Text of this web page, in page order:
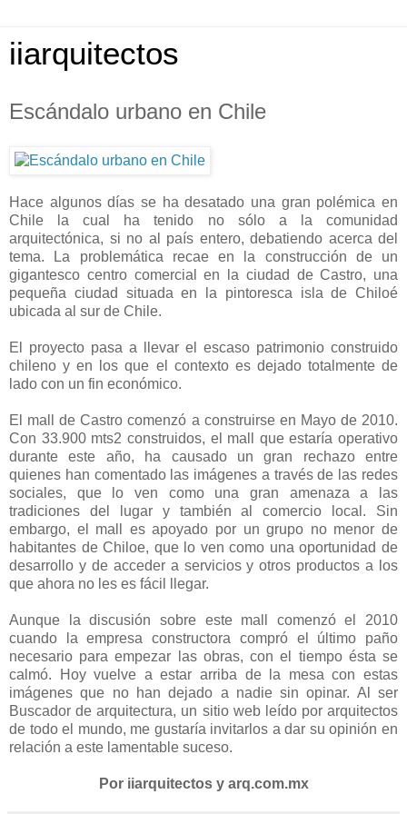
iiarquitectos
Escándalo urbano en Chile
Hace algunos días se ha desatado una gran polémica en
Chile la cual ha tenido no sólo a la comunidad
arquitectónica, si no al país entero, debatiendo acerca del
tema. La problemática recae en la construcción de un
gigantesco centro comercial en la ciudad de Castro, una
pequeña ciudad situada en la pintoresca isla de Chiloé
ubicada al sur de Chile.
El proyecto pasa a llevar el escaso patrimonio construido
chileno y en los que el contexto es dejado totalmente de
lado con un fin económico.
El mall de Castro comenzó a construirse en Mayo de 2010.
Con 33.900 mts2 construidos, el mall que estaría operativo
durante este año, ha causado un gran rechazo entre
quienes han comentado las imágenes a través de las redes
sociales, que lo ven como una gran amenaza a las
tradiciones del lugar y también al comercio local. Sin
embargo, el mall es apoyado por un grupo no menor de
habitantes de Chiloe, que lo ven como una oportunidad de
desarrollo y de acceder a servicios y otros productos a los
que ahora no les es fácil llegar.
Aunque la discusión sobre este mall comenzó el 2010
cuando la empresa constructora compró el último paño
necesario para empezar las obras, con el tiempo ésta se
calmó. Hoy vuelve a estar arriba de la mesa con estas
imágenes que no han dejado a nadie sin opinar. Al ser
Buscador de arquitectura, un sitio web leído por arquitectos
de todo el mundo, me gustaría invitarlos a dar su opinión en
relación a este lamentable suceso.
Por iiarquitectos y arq.com.mx